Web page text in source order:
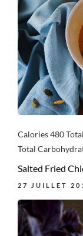
Calories 480
Total
Salted Fried
27 JUILLET